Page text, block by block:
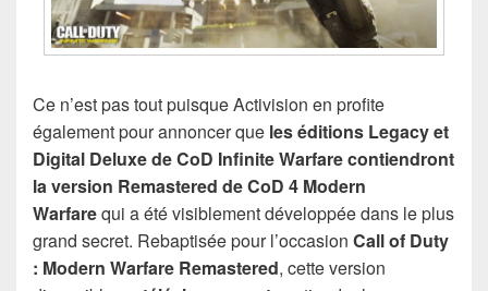
Ce n’est pas tout puisque Activision en profite
également pour annoncer que les éditions Legacy et
Digital Deluxe de CoD Infinite Warfare contiendront
la version Remastered de CoD 4 Modern
Warfarequi a été visiblement développée dans le plus
grand secret. Rebaptisée pour l’occasion Call of Duty
: Modern Warfare Remastered, cette version